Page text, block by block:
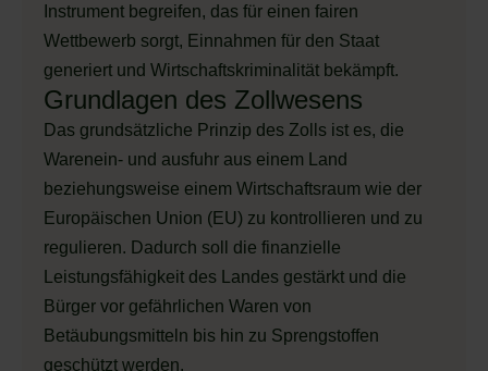
Instrument begreifen, das für einen fairen
Wettbewerb sorgt, Einnahmen für den Staat
generiert und Wirtschaftskriminalität bekämpft.
Grundlagen des Zollwesens
Das grundsätzliche Prinzip des Zolls ist es, die
Warenein- und ausfuhr aus einem Land
beziehungsweise einem Wirtschaftsraum wie der
Europäischen Union (EU) zu kontrollieren und zu
regulieren. Dadurch soll die finanzielle
Leistungsfähigkeit des Landes gestärkt und die
Bürger vor gefährlichen Waren von
Betäubungsmitteln bis hin zu Sprengstoffen
geschützt werden.